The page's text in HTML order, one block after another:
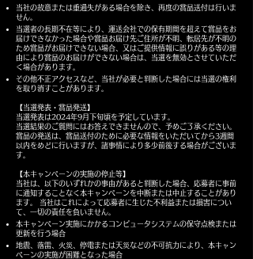
当社の故意または重過失がある場合を除き、再度の賞品送付は行いま
せん。
当選者の長期不在等により、運送会社での保有期間を超えて賞品をお
届けできなかった場合や賞品お届け先ご住所が不明、転居先が不明の
ため賞品がお届けできない場合、又はご提供情報に誤りがある等の理
由により賞品のお届けができない場合は、当選を無効とさせていただ
く場合があります。
その他不正アクセスなど、当社が必要と判断した場合には当選の権利
を取り消すことがあります。
【当選発表・賞品発送】
当選発表は2024年9月下旬頃を予定しています。
当選結果のご質問にはお答えできませんので、予めご了承ください。
賞品の発送は、賞品送付のために必要な情報をいただいてから3週間
以内をめどに行いますが、諸事情により多少前後する場合がございま
す。
【本キャンペーンの実施の停止等】
当社は、以下のいずれかの事由があると判断した場合、応募者に事前
に通知することなく本キャンペーンを中断または中止することがあり
ます。 当社はこれによって応募者に生じた不利益または損害につい
て、一切の責任を負いません。
本キャンペーン実施にかかるコンピュータシステムの保守点検または
更新を行う場合
地震、落雷、火災、停電または天災などの不可抗力により、本キャン
ペーンの実施が困難となった場合